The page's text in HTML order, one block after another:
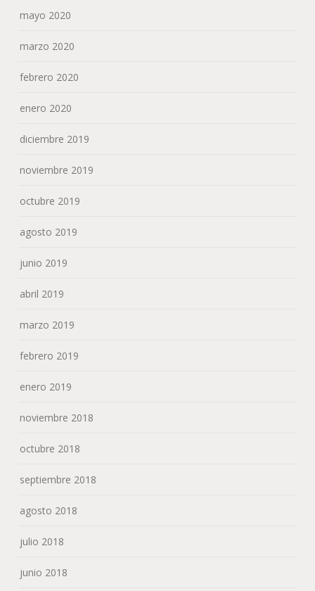
mayo 2020
marzo 2020
febrero 2020
enero 2020
diciembre 2019
noviembre 2019
octubre 2019
agosto 2019
junio 2019
abril 2019
marzo 2019
febrero 2019
enero 2019
noviembre 2018
octubre 2018
septiembre 2018
agosto 2018
julio 2018
junio 2018